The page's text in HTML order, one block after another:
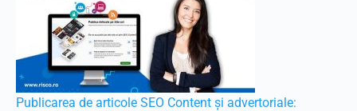
Publicarea de articole SEO Content și advertoriale: